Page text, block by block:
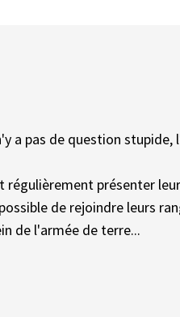
a pas de question
régulièrement présenter
de rejoindre leurs
de l'armée de terre...